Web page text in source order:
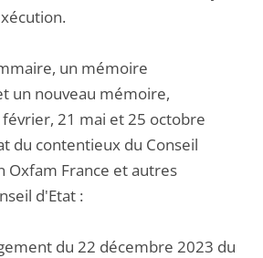
un mémoire
un nouveau mémoire,
21 mai et 25 octobre
du contentieux du Conseil
Oxfam France et autres
d'Etat :
du 22 décembre 2023 du